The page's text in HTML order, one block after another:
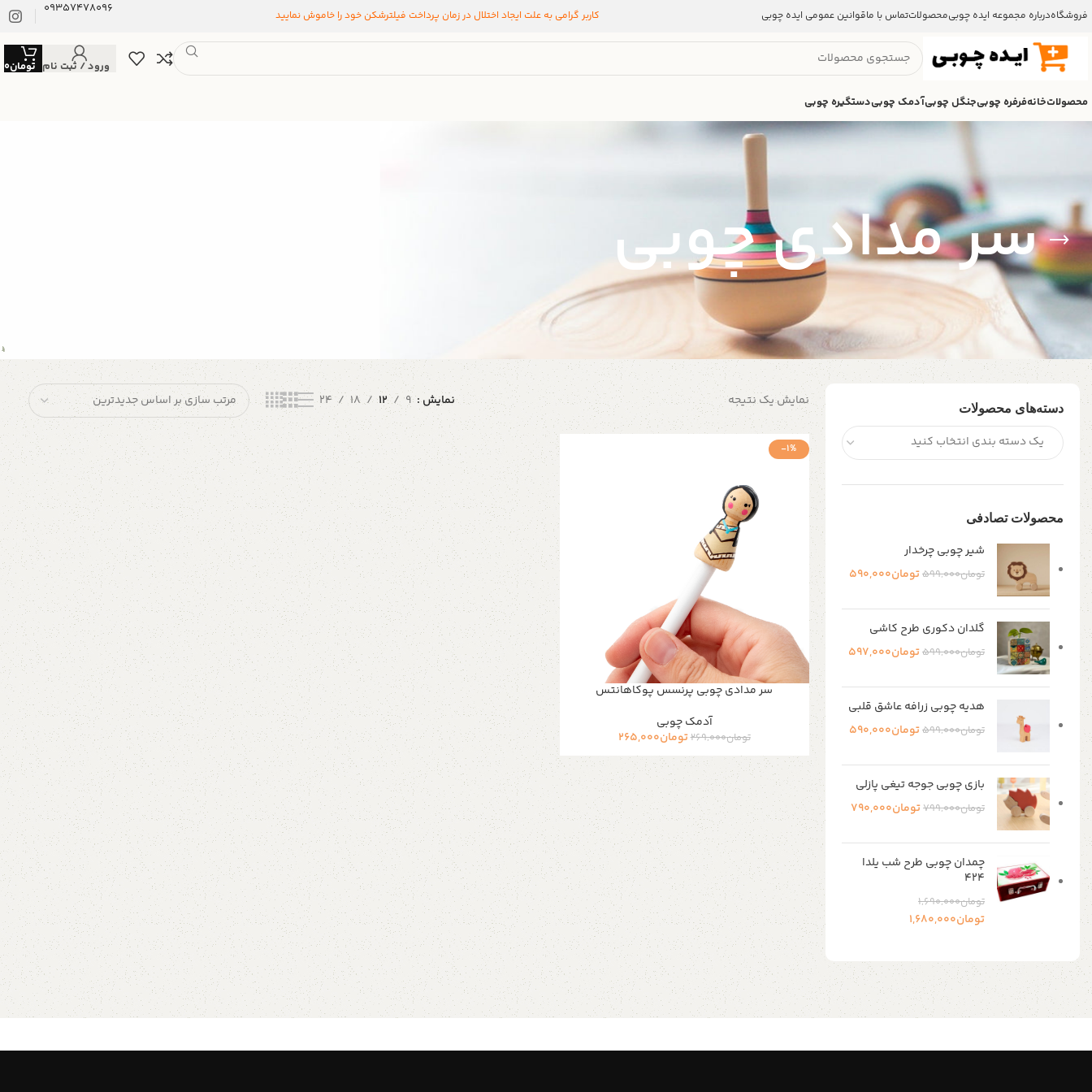
فروشگاهدرباره مجموعه ایده چوبیمحصولاتتماس با ماقوانین عمومی ایده چوبی کاربر گرامی به علت ایجاد اختلال در زمان پرداخت فیلترشکن خود را خاموش نمایید 09357478096
ورود / ثبت نام تومان0
محصولاتخانهفرفره چوبیجنگل چوبیآدمک چوبیدستگیره چوبی
سر مدادی چوبی
دسته‌های محصولات
یک دسته بندی انتخاب کنید
محصولات تصادفی
شیر چوبی چرخدار
تومان599,000تومان590,000
گلدان دکوری طرح کاشی
تومان599,000تومان597,000
هدیه چوبی زرافه عاشق قلبی
تومان599,000تومان590,000
بازی چوبی جوجه تیغی پازلی
تومان799,000تومان790,000
چمدان چوبی طرح شب یلدا
۴۲۴
تومان1,690,000
تومان1,680,000
نمایش یک نتیجه نمایش 9
12
18
24
-1%
سر مدادی چوبی پرنسس پوکاهانتس
آدمک چوبی
تومان269,000تومان265,000